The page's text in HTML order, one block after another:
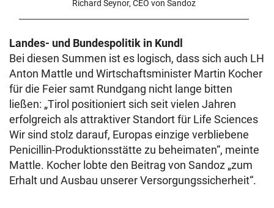
Richard Seynor, CEO von Sandoz
Landes- und Bundespolitik in Kundl
Bei diesen Summen ist es logisch, dass sich auch LH
Anton Mattle und Wirtschaftsminister Martin Kocher
für die Feier samt Rundgang nicht lange bitten
ließen: „Tirol positioniert sich seit vielen Jahren
erfolgreich als attraktiver Standort für Life Sciences
Wir sind stolz darauf, Europas einzige verbliebene
Penicillin-Produktionsstätte zu beheimaten“, meinte
Mattle. Kocher lobte den Beitrag von Sandoz „zum
Erhalt und Ausbau unserer Versorgungssicherheit“.